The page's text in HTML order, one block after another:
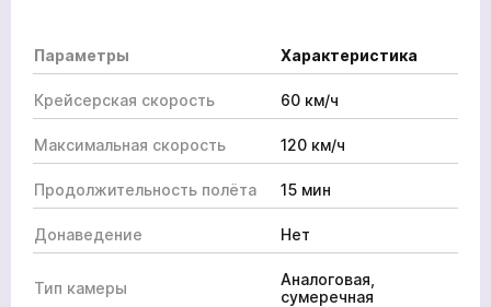
Параметры Характеристика
Крейсерская скорость 60 км/ч
Максимальная скорость 120 км/ч
Продолжительность полёта 15 мин
Донаведение Нет
Тип камеры
Аналоговая,
сумеречная